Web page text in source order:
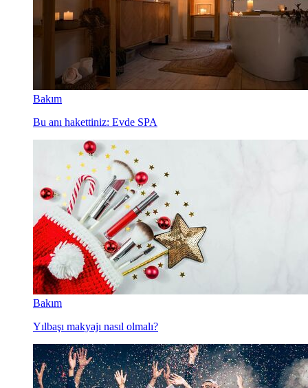
Bakım
Bu anı hakettiniz: Evde SPA
Bakım
Yılbaşı makyajı nasıl olmalı?